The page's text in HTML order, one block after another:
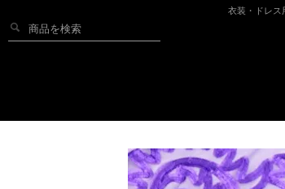
衣装・ドレ